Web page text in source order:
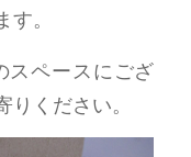
。
スペースにござ
ください。